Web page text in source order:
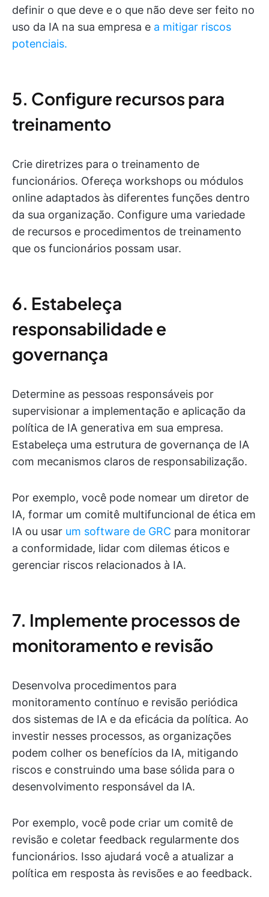
definir o que deve e o que não deve ser feito no
uso da IA na sua empresa e a mitigar riscos
potenciais.
5. Configure recursos para
treinamento
Crie diretrizes para o treinamento de
funcionários. Ofereça workshops ou módulos
online adaptados às diferentes funções dentro
da sua organização. Configure uma variedade
de recursos e procedimentos de treinamento
que os funcionários possam usar.
6. Estabeleça
responsabilidade e
governança
Determine as pessoas responsáveis por
supervisionar a implementação e aplicação da
política de IA generativa em sua empresa.
Estabeleça uma estrutura de governança de IA
com mecanismos claros de responsabilização.
Por exemplo, você pode nomear um diretor de
IA, formar um comitê multifuncional de ética em
IA ou usar um software de GRC para monitorar
a conformidade, lidar com dilemas éticos e
gerenciar riscos relacionados à IA.
7. Implemente processos de
monitoramento e revisão
Desenvolva procedimentos para
monitoramento contínuo e revisão periódica
dos sistemas de IA e da eficácia da política. Ao
investir nesses processos, as organizações
podem colher os benefícios da IA, mitigando
riscos e construindo uma base sólida para o
desenvolvimento responsável da IA.
Por exemplo, você pode criar um comitê de
revisão e coletar feedback regularmente dos
funcionários. Isso ajudará você a atualizar a
política em resposta às revisões e ao feedback.